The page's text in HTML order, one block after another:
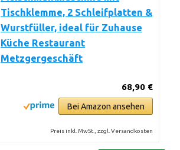
Tischklemme, 2 Schleifplatten &
Wurstfüller, ideal für Zuhause
Küche Restaurant
Metzgergeschäft
68,90 €
Bei Amazon ansehen
Preis inkl. MwSt., zzgl. Versandkosten